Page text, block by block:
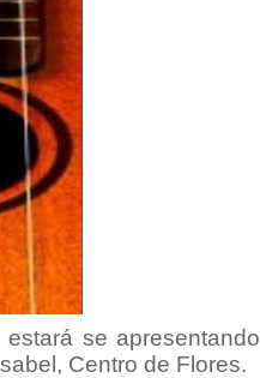
se apresentando
Centro de Flores.